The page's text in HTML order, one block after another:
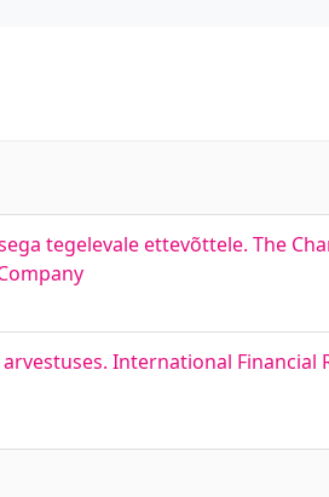
tegelevale ettevõttele. The
International Financial